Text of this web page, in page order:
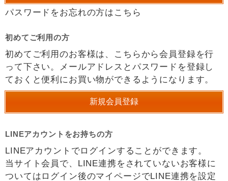
パスワードをお忘れの方はこちら
初めてご利用の方
初めてご利用のお客様は、こちらから会員登録を行
って下さい。メールアドレスとパスワードを登録し
ておくと便利にお買い物ができるようになります。
LINEアカウントをお持ちの方
LINEアカウントでログインすることができます。
当サイト会員で、LINE連携をされていないお客様に
ついてはログイン後のマイページでLINE連携を設定